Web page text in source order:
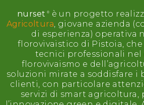
nurset è un progetto
Agricoltura, giovane azienda
di esperienza) operativa
florovivaistico di Pistoia,
tecnici professionali nel
florovivaismo e
soluzioni mirate a soddisfare i
clienti, con particolare
servizi di smart agricoltura,